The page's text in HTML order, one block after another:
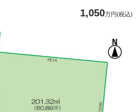
1,050万円(税込)